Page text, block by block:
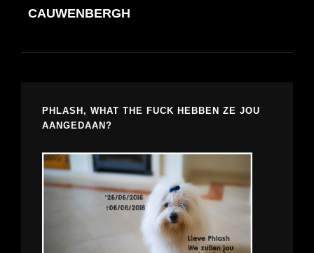
CAUWENBERGH
PHLASH, WHAT THE FUCK HEBBEN ZE JOU
AANGEDAAN?